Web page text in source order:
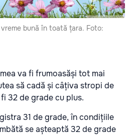
bună în toată țara. Foto:
va fi frumoasăși tot mai
să cadă și câțiva stropi de
32 de grade cu plus.
31 de grade, în condițiile
se așteaptă 32 de grade